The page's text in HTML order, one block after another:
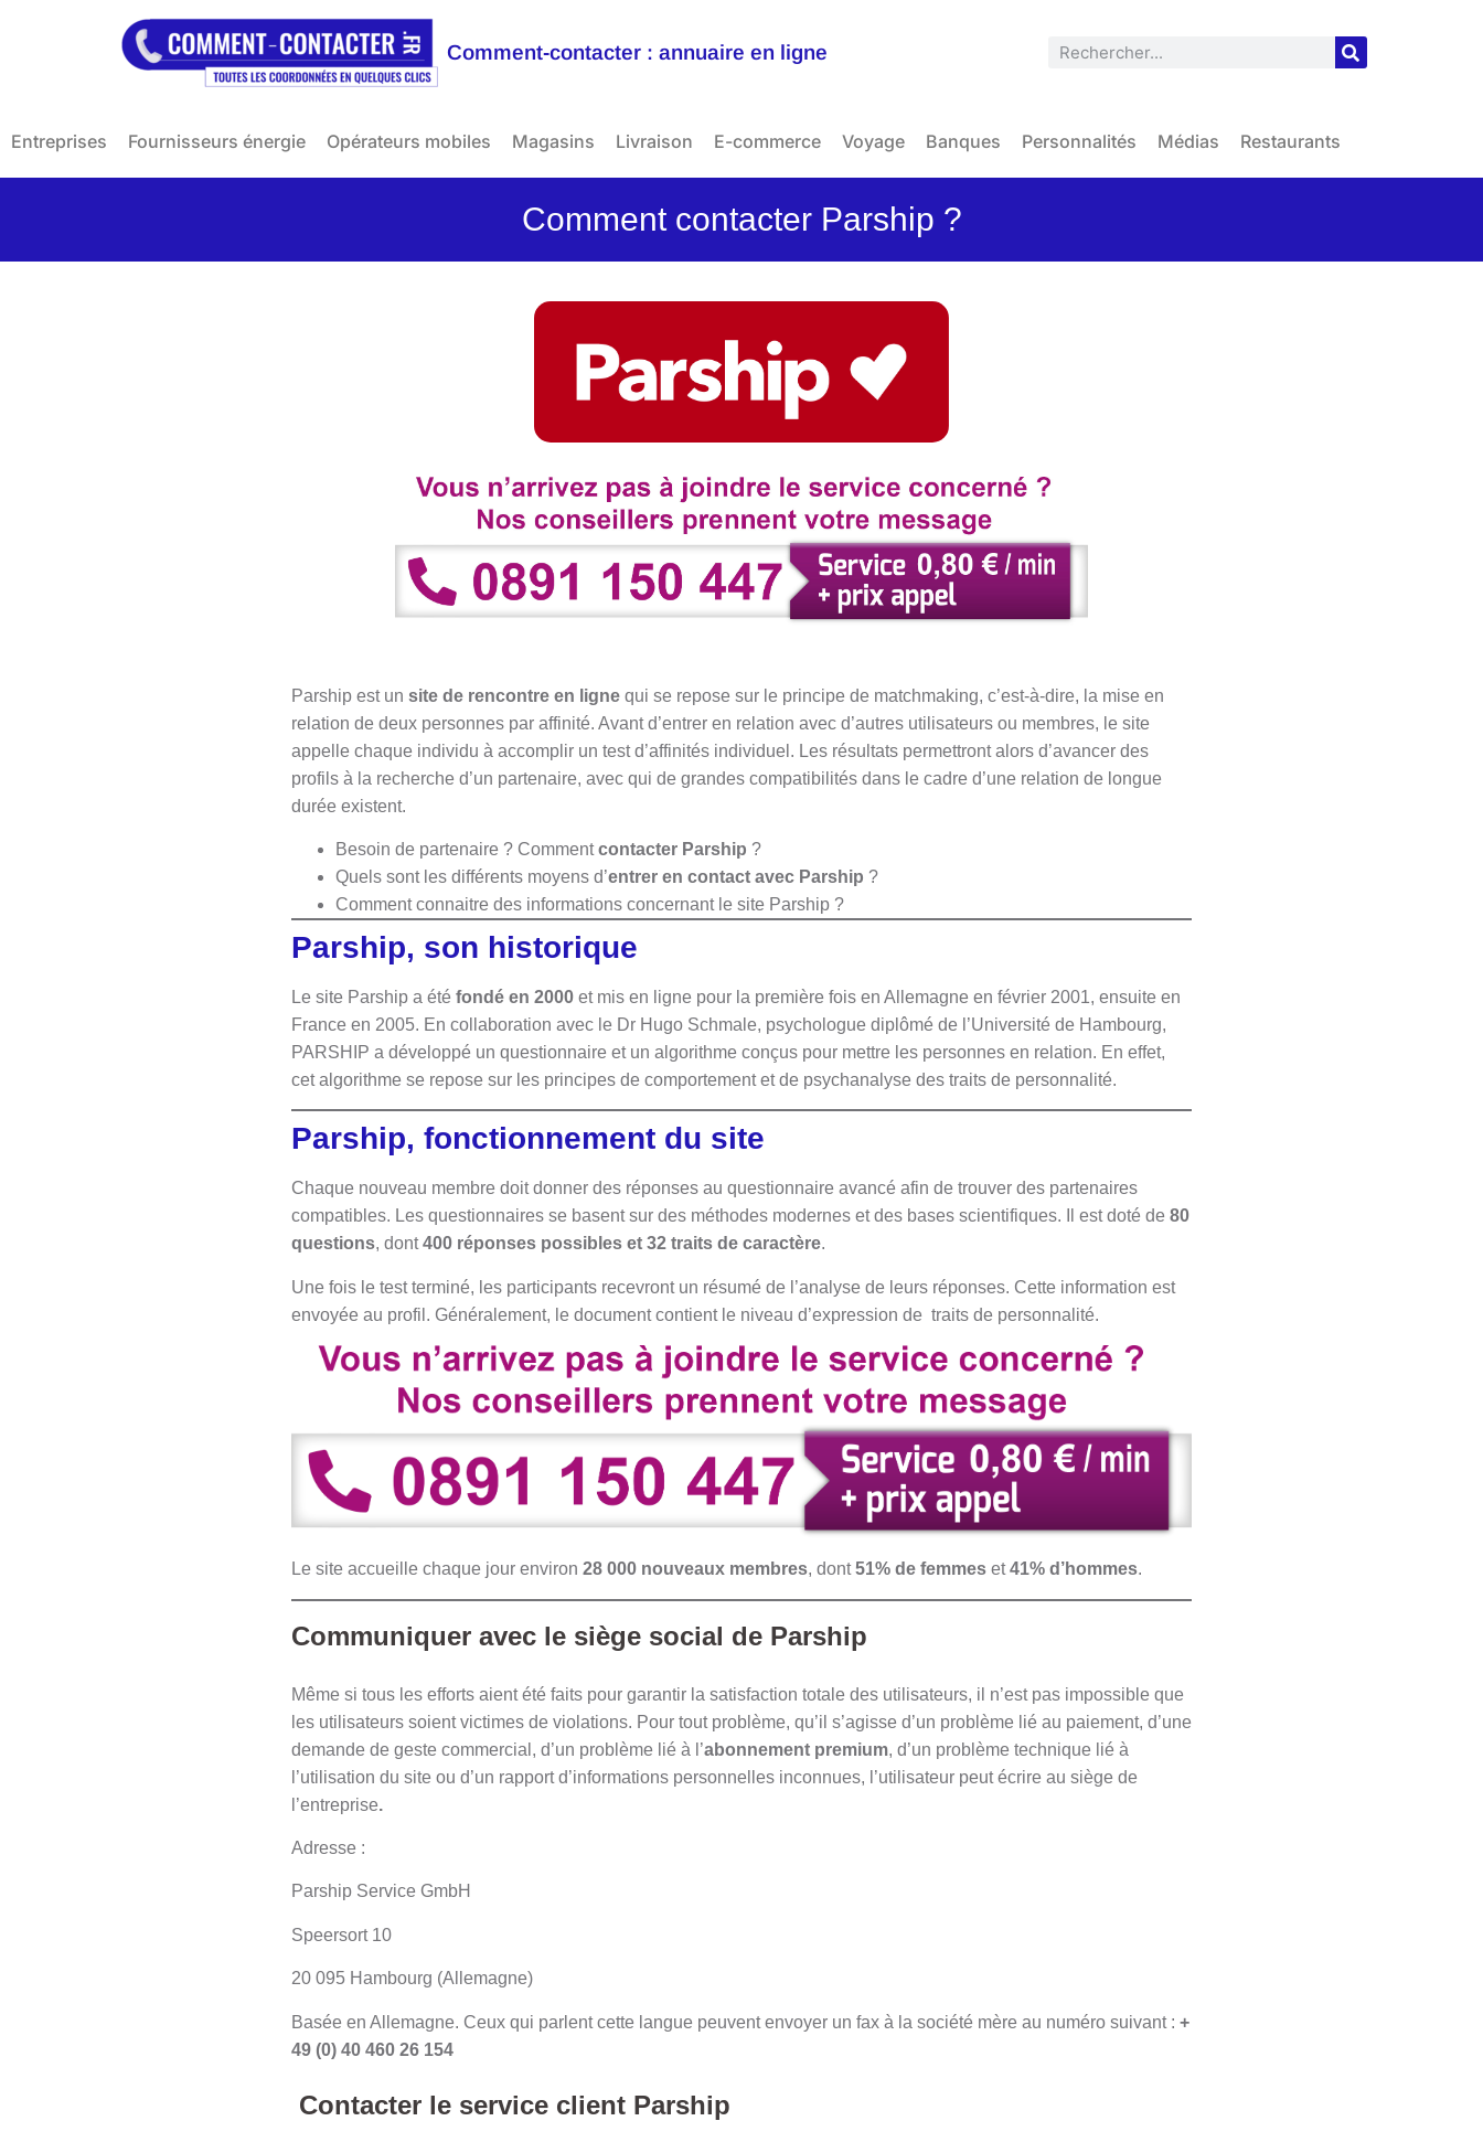
Comment-contacter : annuaire en ligne
Entreprises Fournisseurs énergie Opérateurs mobiles Magasins Livraison E-commerce Voyage Banques Personnalités Médias Restaurants
Comment contacter Parship ?
Parship est un site de rencontre en ligne qui se repose sur le principe de matchmaking, c’est-à-dire, la mise en
relation de deux personnes par affinité. Avant d’entrer en relation avec d’autres utilisateurs ou membres, le site
appelle chaque individu à accomplir un test d’affinités individuel. Les résultats permettront alors d’avancer des
profils à la recherche d’un partenaire, avec qui de grandes compatibilités dans le cadre d’une relation de longue
durée existent.
Besoin de partenaire ? Commentcontacter Parship ?
Quels sont les différents moyens d’entrer en contact avec Parship ?
Comment connaitre des informations concernant le site Parship ?
Parship, son historique
Le site Parship a été fondé en 2000 et mis en ligne pour la première fois en Allemagne en février 2001, ensuite en
France en 2005. En collaboration avec le Dr Hugo Schmale, psychologue diplômé de l’Université de Hambourg,
PARSHIP a développé un questionnaire et un algorithme conçus pour mettre les personnes en relation. En effet,
cet algorithme se repose sur les principes de comportement et de psychanalyse des traits de personnalité.
Parship, fonctionnement du site
Chaque nouveau membre doit donner des réponses au questionnaire avancé afin de trouver des partenaires
compatibles. Les questionnaires se basent sur des méthodes modernes et des bases scientifiques. Il est doté de 80
questions, dont400 réponses possibles et 32 traits de caractère.
Une fois le test terminé, les participants recevront un résumé de l’analyse de leurs réponses. Cette information est
envoyée au profil. Généralement, le document contient le niveau d’expression de traits de personnalité.
Le site accueille chaque jour environ 28 000 nouveaux membres, dont51% de femmes et41% d’hommes.
Communiquer avec le siège social de Parship
Même si tous les efforts aient été faits pour garantir la satisfaction totale des utilisateurs, il n’est pas impossible que
les utilisateurs soient victimes de violations. Pour tout problème, qu’il s’agisse d’un problème lié au paiement, d’une
demande de geste commercial, d’un problème lié à l’abonnement premium, d’un problème technique lié à
l’utilisation du site ou d’un rapport d’informations personnelles inconnues, l’utilisateur peut écrire au siège de
l’entreprise.
Adresse :
Parship Service GmbH
Speersort 10
20 095 Hambourg (Allemagne)
Basée en Allemagne. Ceux qui parlent cette langue peuvent envoyer un fax à la société mère au numéro suivant : +
49 (0) 40 460 26 154
Contacter le service client Parship